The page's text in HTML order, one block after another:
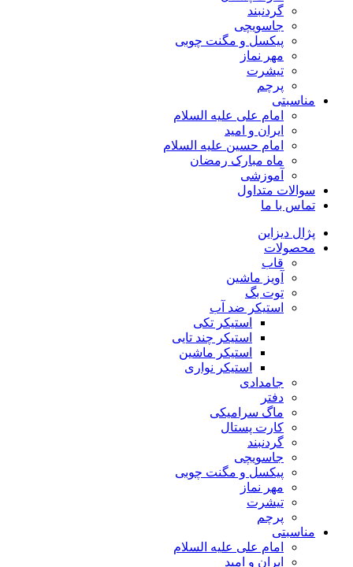
گردنبند
جاسویچی
پیکسل و مگنت چوبی
مهر نماز
تیشرت
پرچم
مناسبتی
امام علی علیه السلام
ایران و امید
امام حسین علیه السلام
ماه مبارک رمضان
آموزشی
سوالات متداول
تماس با ما
پژال دیزاین
محصولات
قاب
آویز ماشین
توت بگ
استیکر ضد آب
استیکر تکی
استیکر چند تایی
استیکر ماشین
استیکر نواری
جامدادی
دفتر
ماگ سرامیکی
کارت پستال
گردنبند
جاسویچی
پیکسل و مگنت چوبی
مهر نماز
تیشرت
پرچم
مناسبتی
امام علی علیه السلام
ایران و امید